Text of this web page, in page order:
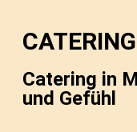
Catering in
und Gefühl